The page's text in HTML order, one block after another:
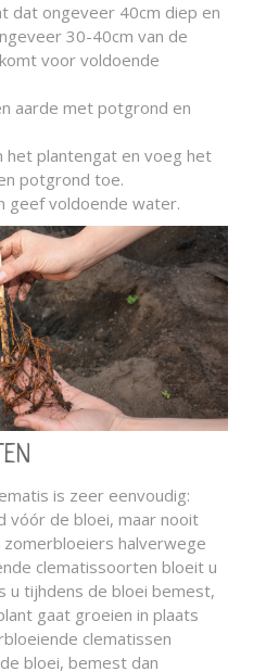
dat ongeveer 40cm diep en
30-40cm van de
voor voldoende
aarde met potgrond en
het plantengat en voeg het
potgrond toe.
geef voldoende water.
is zeer eenvoudig:
vóór de bloei, maar nooit
halverwege
clematissoorten bloeit u
u tijhdens de bloei bemest,
gaat groeien in plaats
clematissen
bloei, bemest dan